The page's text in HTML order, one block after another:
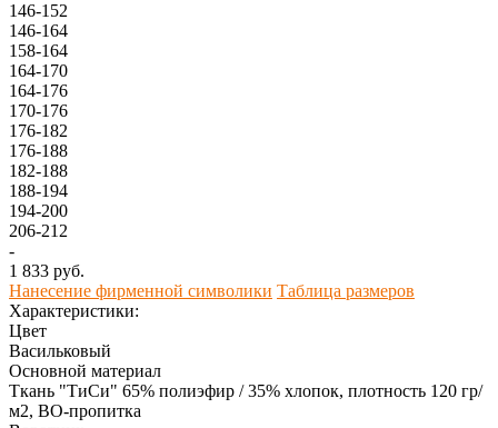
146-152
146-164
158-164
164-170
164-176
170-176
176-182
176-188
182-188
188-194
194-200
206-212
-
1 833 руб.
Нанесение фирменной символики Таблица размеров
Характеристики:
Цвет
Васильковый
Основной материал
Ткань "ТиСи" 65% полиэфир / 35% хлопок, плотность 120 гр/
м2, ВО-пропитка